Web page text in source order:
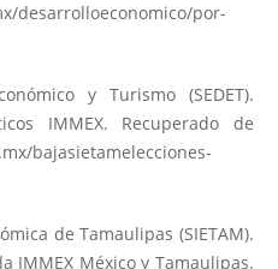
desarrolloeconomico/por-
y Turismo (SEDET).
IMMEX. Recuperado de
bajasietamelecciones-
de Tamaulipas (SIETAM).
IMMEX México y Tamaulipas.